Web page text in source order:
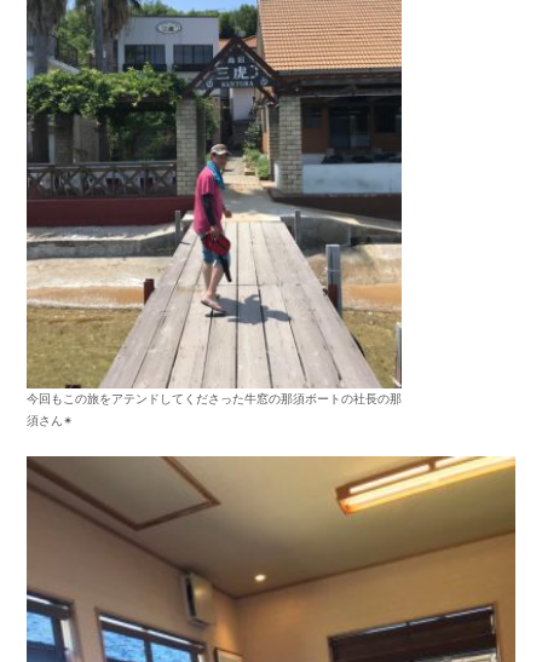
今回もこの旅をアテンドしてくださった牛窓の那須ボートの社長の那
須さん✴